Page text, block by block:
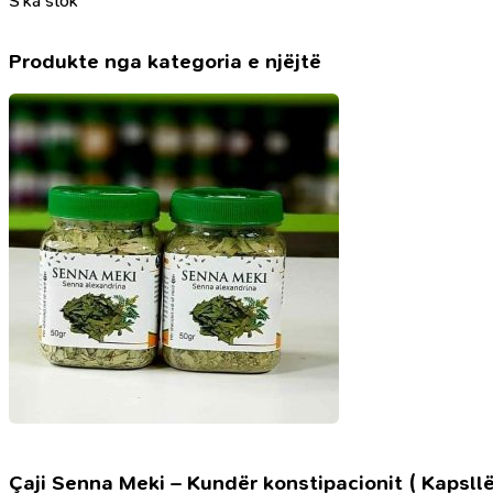
Produkte nga kategoria e njëjtë
Çaji Senna Meki – Kundër konstipacionit (